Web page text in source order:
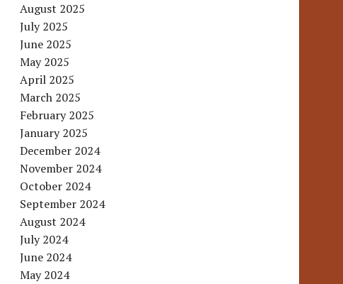
August 2025
July 2025
June 2025
May 2025
April 2025
March 2025
February 2025
January 2025
December 2024
November 2024
October 2024
September 2024
August 2024
July 2024
June 2024
May 2024